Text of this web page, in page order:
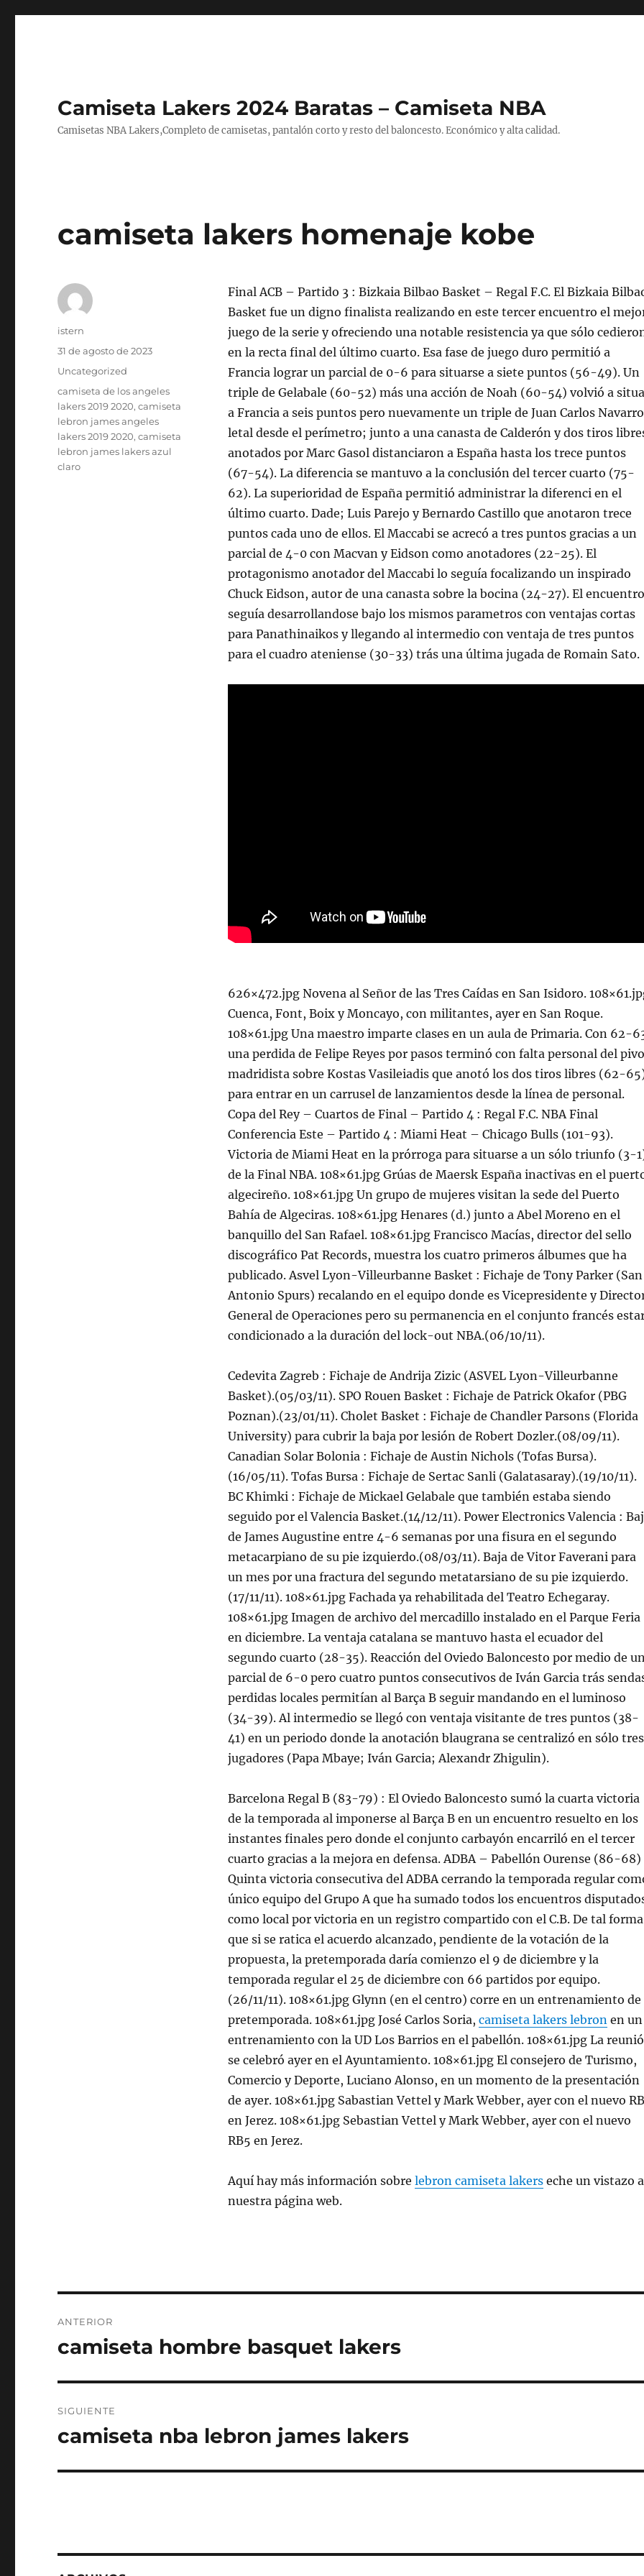
Camiseta Lakers 2024 Baratas – Camiseta NBA
Camisetas NBA Lakers,Completo de camisetas, pantalón corto y resto del baloncesto. Económico y alta calidad.
camiseta lakers homenaje kobe
Final ACB – Partido 3 : Bizkaia Bilbao Basket – Regal F.C. El Bizkaia
Basket fue un digno finalista realizando en este tercer encuentro el
juego de la serie y ofreciendo una notable resistencia ya que sólo
en la recta final del último cuarto. Esa fase de juego duro permitió a
Francia lograr un parcial de 0-6 para situarse a siete puntos (56-49). Un
triple de Gelabale (60-52) más una acción de Noah (60-54) volvió a
a Francia a seis puntos pero nuevamente un triple de Juan Carlos
letal desde el perímetro; junto a una canasta de Calderón y dos tiros
anotados por Marc Gasol distanciaron a España hasta los trece puntos
(67-54). La diferencia se mantuvo a la conclusión del tercer cuarto (75-
62). La superioridad de España permitió administrar la diferenci en el
último cuarto. Dade; Luis Parejo y Bernardo Castillo que anotaron trece
puntos cada uno de ellos. El Maccabi se acrecó a tres puntos gracias a un
parcial de 4-0 con Macvan y Eidson como anotadores (22-25). El
protagonismo anotador del Maccabi lo seguía focalizando un inspirado
Chuck Eidson, autor de una canasta sobre la bocina (24-27). El encuentro
seguía desarrollandose bajo los mismos parametros con ventajas cortas
para Panathinaikos y llegando al intermedio con ventaja de tres puntos
para el cuadro ateniense (30-33) trás una última jugada de Romain Sato.
626×472.jpg Novena al Señor de las Tres Caídas en San Isidoro.
Cuenca, Font, Boix y Moncayo, con militantes, ayer en San Roque.
108×61.jpg Una maestro imparte clases en un aula de Primaria. Con 62-
una perdida de Felipe Reyes por pasos terminó con falta personal del
madridista sobre Kostas Vasileiadis que anotó los dos tiros libres (62-
para entrar en un carrusel de lanzamientos desde la línea de personal.
Copa del Rey – Cuartos de Final – Partido 4 : Regal F.C. NBA Final
Conferencia Este – Partido 4 : Miami Heat – Chicago Bulls (101-93).
Victoria de Miami Heat en la prórroga para situarse a un sólo triunfo (3-
de la Final NBA. 108×61.jpg Grúas de Maersk España inactivas en el
algecireño. 108×61.jpg Un grupo de mujeres visitan la sede del Puerto
Bahía de Algeciras. 108×61.jpg Henares (d.) junto a Abel Moreno en el
banquillo del San Rafael. 108×61.jpg Francisco Macías, director del sello
discográfico Pat Records, muestra los cuatro primeros álbumes que ha
publicado. Asvel Lyon-Villeurbanne Basket : Fichaje de Tony Parker (San
Antonio Spurs) recalando en el equipo donde es Vicepresidente y
General de Operaciones pero su permanencia en el conjunto francés
condicionado a la duración del lock-out NBA.(06/10/11).
Cedevita Zagreb : Fichaje de Andrija Zizic (ASVEL Lyon-Villeurbanne
Basket).(05/03/11). SPO Rouen Basket : Fichaje de Patrick Okafor (PBG
Poznan).(23/01/11). Cholet Basket : Fichaje de Chandler Parsons (Florida
University) para cubrir la baja por lesión de Robert Dozler.(08/09/11).
Canadian Solar Bolonia : Fichaje de Austin Nichols (Tofas Bursa).
(16/05/11). Tofas Bursa : Fichaje de Sertac Sanli (Galatasaray).(19/10/11).
BC Khimki : Fichaje de Mickael Gelabale que también estaba siendo
seguido por el Valencia Basket.(14/12/11). Power Electronics Valencia :
de James Augustine entre 4-6 semanas por una fisura en el segundo
metacarpiano de su pie izquierdo.(08/03/11). Baja de Vitor Faverani para
un mes por una fractura del segundo metatarsiano de su pie izquierdo.
(17/11/11). 108×61.jpg Fachada ya rehabilitada del Teatro Echegaray.
108×61.jpg Imagen de archivo del mercadillo instalado en el Parque Feria
en diciembre. La ventaja catalana se mantuvo hasta el ecuador del
segundo cuarto (28-35). Reacción del Oviedo Baloncesto por medio de
parcial de 6-0 pero cuatro puntos consecutivos de Iván Garcia trás
perdidas locales permitían al Barça B seguir mandando en el luminoso
(34-39). Al intermedio se llegó con ventaja visitante de tres puntos (38-
41) en un periodo donde la anotación blaugrana se centralizó en sólo tres
jugadores (Papa Mbaye; Iván Garcia; Alexandr Zhigulin).
Barcelona Regal B (83-79) : El Oviedo Baloncesto sumó la cuarta victoria
de la temporada al imponerse al Barça B en un encuentro resuelto en los
instantes finales pero donde el conjunto carbayón encarriló en el tercer
cuarto gracias a la mejora en defensa. ADBA – Pabellón Ourense (86-68)
Quinta victoria consecutiva del ADBA cerrando la temporada regular
único equipo del Grupo A que ha sumado todos los encuentros
como local por victoria en un registro compartido con el C.B. De tal forma
que si se ratica el acuerdo alcanzado, pendiente de la votación de la
propuesta, la pretemporada daría comienzo el 9 de diciembre y la
temporada regular el 25 de diciembre con 66 partidos por equipo.
(26/11/11). 108×61.jpg Glynn (en el centro) corre en un entrenamiento de
pretemporada. 108×61.jpg José Carlos Soria, camiseta lakers lebronen un
entrenamiento con la UD Los Barrios en el pabellón. 108×61.jpg La
se celebró ayer en el Ayuntamiento. 108×61.jpg El consejero de Turismo,
Comercio y Deporte, Luciano Alonso, en un momento de la presentación
de ayer. 108×61.jpg Sabastian Vettel y Mark Webber, ayer con el nuevo
en Jerez. 108×61.jpg Sebastian Vettel y Mark Webber, ayer con el nuevo
RB5 en Jerez.
Aquí hay más información sobre lebron camiseta lakerseche un vistazo a
nuestra página web.
Autor
istern
Publicado
31 de agosto de 2023
Categorías
Uncategorized
Etiquetas
camiseta de los angeles
lakers 2019 2020,camiseta
lebron james angeles
lakers 2019 2020,camiseta
lebron james lakers azul
claro
de
ANTERIOR
Entrada
camiseta hombre basquet lakers
SIGUIENTE
Entrada
camiseta nba lebron james lakers